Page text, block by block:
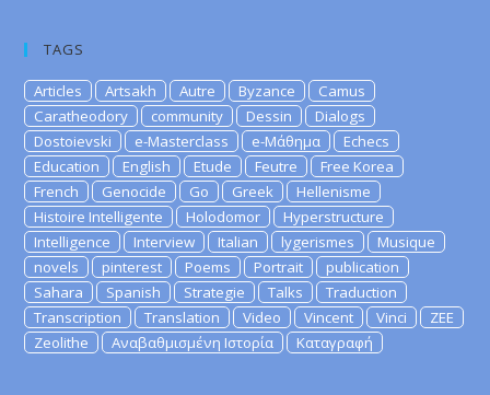
TAGS
Articles Artsakh Autre Byzance
Camus
Caratheodory
community Dessin
Dialogs
Dostoievski
e-Masterclass e-Μάθημα
Echecs
Education
English Etude Feutre
Free Korea
French
Genocide Go Greek
Hellenisme
Histoire Intelligente
Holodomor
Hyperstructure
Intelligence
Interview Italian lygerismes
Musique
novels
pinterest Poems Portrait
publication
Sahara
Spanish Strategie Talks
Traduction
Transcription
Translation Video Vincent Vinci
ZEE
Zeolithe
Αναβαθμισμένη Ιστορία Καταγραφή